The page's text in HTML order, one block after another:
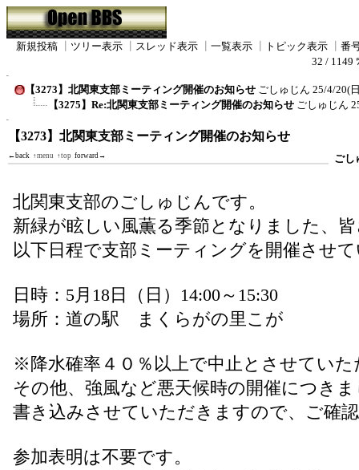
新規投稿 ツリー表示 スレッド表示 一覧表示 トピック表示
番
32 / 1149
【3273】北関東支部ミーティング開催のお知らせ ごしゅじん 25/4/20(
【3275】Re:北関東支部ミーティング開催のお知らせ ごしゅじん
【3273】北関東支部ミーティング開催のお知らせ
←back ↑menu ↑top forward→ ごし
北関東支部のごしゅじんです。
新緑が眩しい風薫る季節となりました、
以下日程で支部ミーティングを開催させ
日時：5月18日（日）14:00～15:30
場所：道の駅 まくらがの里こが
※降水確率４０％以上で中止とさせてい
その他、強風など悪天候時の開催につき
書き込みさせていただきますので、ご確
参加表明は不要です。